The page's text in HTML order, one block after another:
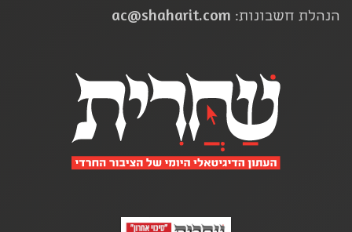
הנהלת חשבונות: ac@shaharit.com